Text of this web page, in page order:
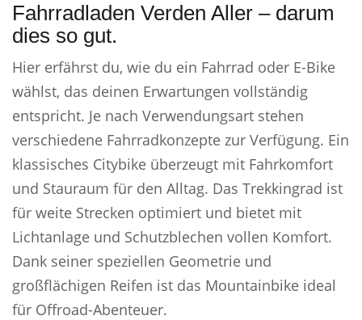
Fahrradladen Verden Aller – darum
dies so gut.
Hier erfährst du, wie du ein Fahrrad oder E-Bike
wählst, das deinen Erwartungen vollständig
entspricht. Je nach Verwendungsart stehen
verschiedene Fahrradkonzepte zur Verfügung. Ein
klassisches Citybike überzeugt mit Fahrkomfort
und Stauraum für den Alltag. Das Trekkingrad ist
für weite Strecken optimiert und bietet mit
Lichtanlage und Schutzblechen vollen Komfort.
Dank seiner speziellen Geometrie und
großflächigen Reifen ist das Mountainbike ideal
für Offroad-Abenteuer.